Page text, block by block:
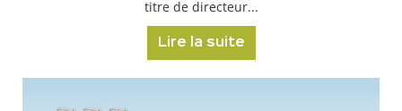
titre de directeur...
Lire la suite